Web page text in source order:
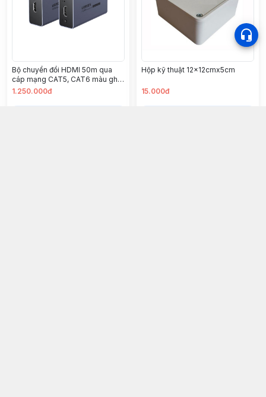
Bộ chuyển đổi HDMI 50m qua
cáp mạng CAT5, CAT6 màu ghi
Ugreen 90811EU
1.250.000đ
Hộp kỹ thuật 12x12cmx5cm
15.000đ